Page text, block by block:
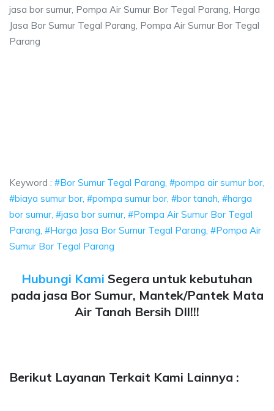
jasa bor sumur, Pompa Air Sumur Bor Tegal Parang, Harga
Jasa Bor Sumur Tegal Parang, Pompa Air Sumur Bor Tegal
Parang
Keyword : #Bor Sumur Tegal Parang, #pompa air sumur bor,
#biaya sumur bor, #pompa sumur bor, #bor tanah, #harga
bor sumur, #jasa bor sumur, #Pompa Air Sumur Bor Tegal
Parang, #Harga Jasa Bor Sumur Tegal Parang, #Pompa Air
Sumur Bor Tegal Parang
Hubungi Kami Segera untuk kebutuhan
pada jasa Bor Sumur, Mantek/Pantek Mata
Air Tanah Bersih Dll!!!
Berikut Layanan Terkait Kami Lainnya :